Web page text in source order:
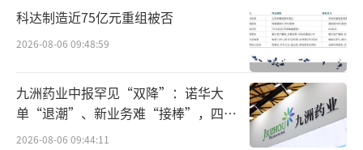
构，例如乐刻健身解决“一公里便捷性”，让
小白用户能低成本入门；Recore满足“进阶体
验”，提供更宽敞空间和淋浴设施，通过月付
制试图证明“一千平米中型俱乐部+超一流团
课”的商业闭环；FEELINGME则服务于“个性
化私教需求”。
科达制造近75亿元重组被否
2026-08-06 09:48:59
九洲药业中报罕见“双降”：诺华大
单“退潮”、新业务难“接棒”，四大
难关待闯
2026-08-06 09:44:11